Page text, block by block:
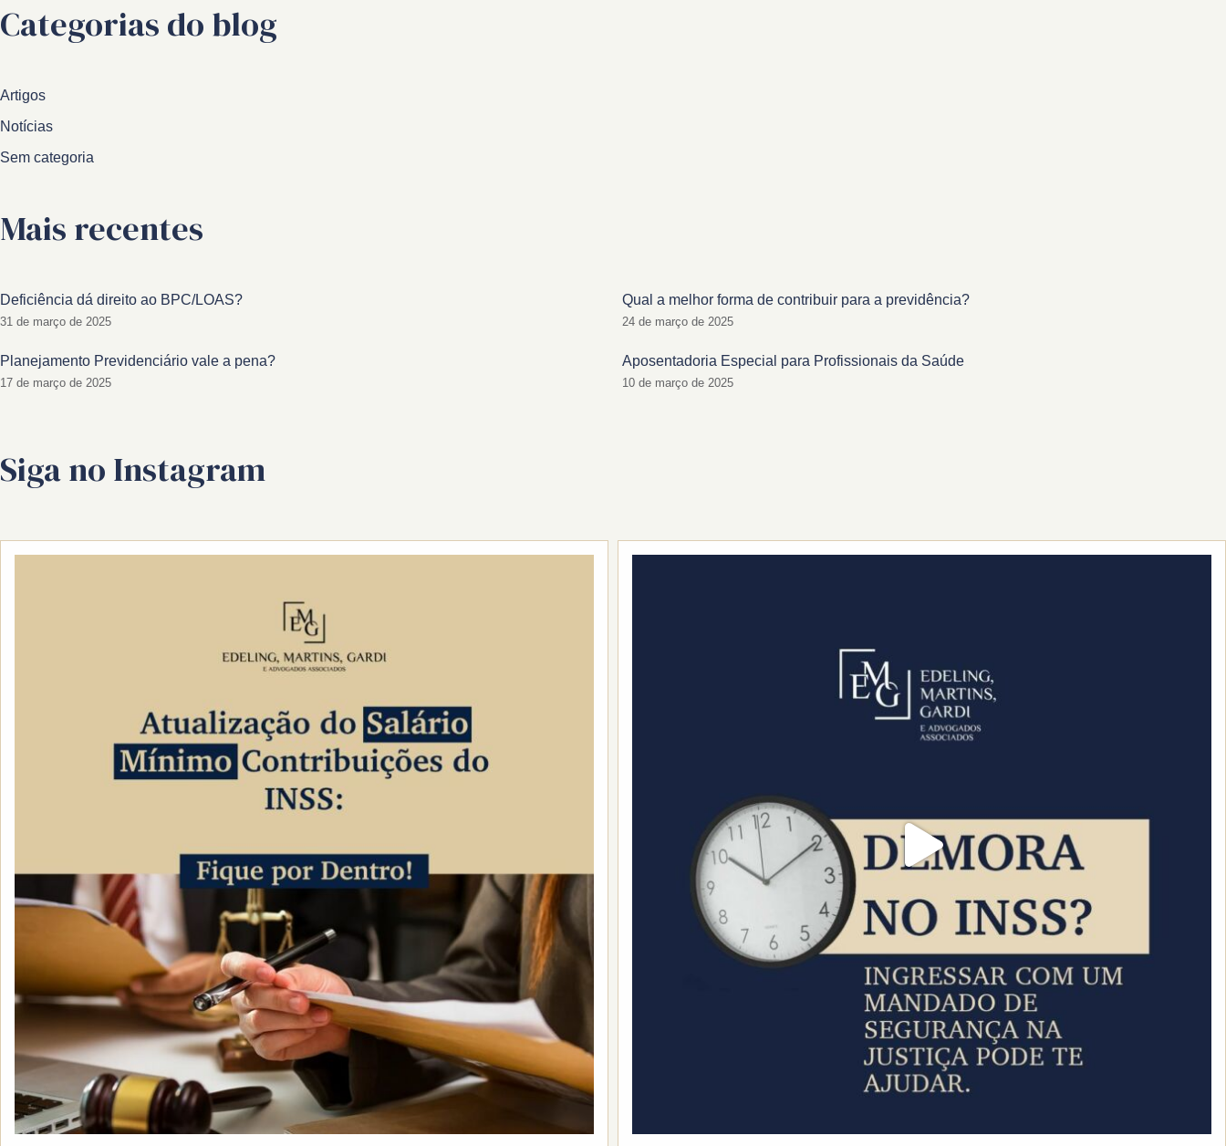
Categorias do blog
Artigos
Notícias
Sem categoria
Mais recentes
Deficiência dá direito ao BPC/LOAS?
31 de março de 2025
Qual a melhor forma de contribuir para a previdência?
24 de março de 2025
Planejamento Previdenciário vale a pena?
17 de março de 2025
Aposentadoria Especial para Profissionais da Saúde
10 de março de 2025
Siga no Instagram